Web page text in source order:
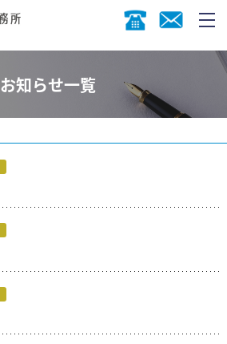
お知らせ一覧